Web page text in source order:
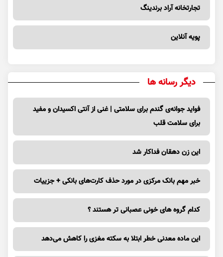
تجارتخانه آراد برندینگ
پویه آنلاین
دیگر رسانه ها
فواید جوانه‌ی گندم برای سلامتی | غنی از آنتی اکسیدان و مفید
برای سلامت قلب
این زن دهقان فداکار شد
خبر مهم بانک مرکزی در مورد حذف کارت‌های بانکی + جزییات
کدام گروه های خونی عصبانی تر هستند ؟
این ماده معدنی خطر ابتلا به سکته مغزی را کاهش می‌دهد